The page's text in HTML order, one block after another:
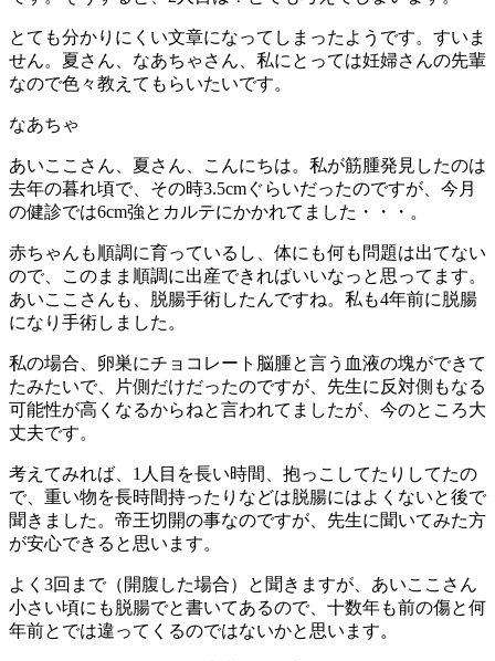
とても分かりにくい文章になってしまったようです。すいま
せん。夏さん、なあちゃさん、私にとっては妊婦さんの先輩
なので色々教えてもらいたいです。
なあちゃ
あいここさん、夏さん、こんにちは。私が筋腫発見したのは
去年の暮れ頃で、その時3.5cmぐらいだったのですが、今月
の健診では6cm強とカルテにかかれてました・・・。
赤ちゃんも順調に育っているし、体にも何も問題は出てない
ので、このまま順調に出産できればいいなっと思ってます。
あいここさんも、脱腸手術したんですね。私も4年前に脱腸
になり手術しました。
私の場合、卵巣にチョコレート脳腫と言う血液の塊ができて
たみたいで、片側だけだったのですが、先生に反対側もなる
可能性が高くなるからねと言われてましたが、今のところ大
丈夫です。
考えてみれば、1人目を長い時間、抱っこしてたりしてたの
で、重い物を長時間持ったりなどは脱腸にはよくないと後で
聞きました。帝王切開の事なのですが、先生に聞いてみた方
が安心できると思います。
よく3回まで（開腹した場合）と聞きますが、あいここさん
小さい頃にも脱腸でと書いてあるので、十数年も前の傷と何
年前とでは違ってくるのではないかと思います。